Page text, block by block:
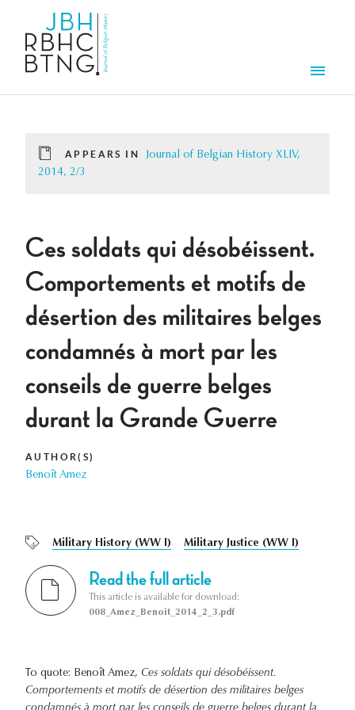
APPEARS IN
Journal of Belgian History XLIV,
2014, 2/3
Ces soldats qui désobéissent.
Comportements et motifs de
désertion des militaires belges
condamnés à mort par les
conseils de guerre belges
durant la Grande Guerre
AUTHOR(S)
Benoît Amez
Military History (WW I) Military Justice (WW I)
Read the full article
This article is available for download:
008_Amez_Benoit_2014_2_3.pdf
To quote: Benoît Amez, Ces soldats qui désobéissent.
Comportements et motifs de désertion des militaires belges